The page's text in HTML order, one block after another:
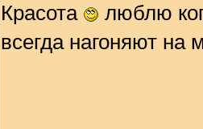
Красота
люблю
всегда нагоняют на